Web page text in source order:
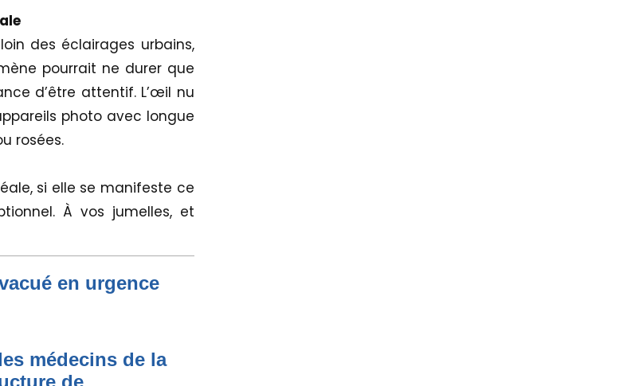
des éclairages urbains,
pourrait ne durer que
d’être attentif. L’œil nu
photo avec longue
rosées.
si elle se manifeste ce
À vos jumelles, et
en urgence
médecins de la
de